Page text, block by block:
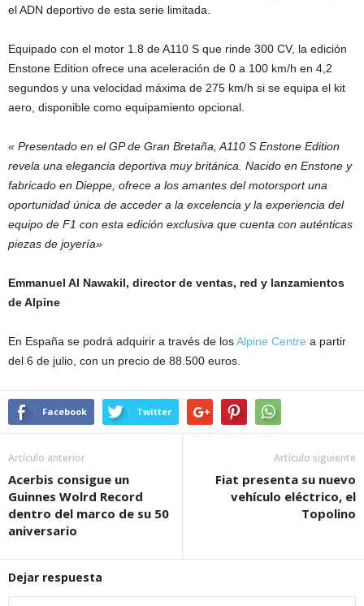
el ADN deportivo de esta serie limitada.
Equipado con el motor 1.8 de A110 S que rinde 300 CV, la edición
Enstone Edition ofrece una aceleración de 0 a 100 km/h en 4,2
segundos y una velocidad máxima de 275 km/h si se equipa el kit
aero, disponible como equipamiento opcional.
« Presentado en el GP de Gran Bretaña, A110 S Enstone Edition
revela una elegancia deportiva muy británica. Nacido en Enstone y
fabricado en Dieppe, ofrece a los amantes del motorsport una
oportunidad única de acceder a la excelencia y la experiencia del
equipo de F1 con esta edición exclusiva que cuenta con auténticas
piezas de joyería»
Emmanuel Al Nawakil, director de ventas, red y lanzamientos
de Alpine
En España se podrá adquirir a través de losAlpine Centre a partir
del 6 de julio, con un precio de 88.500 euros.
Facebook Twitter
Artículo anterior
Acerbis consigue un
Guinnes Wolrd Record
dentro del marco de su 50
aniversario
Artículo siguiente
Fiat presenta su nuevo
vehículo eléctrico, el
Topolino
Dejar respuesta